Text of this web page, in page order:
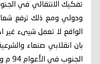
تفكيك الانتقالي في
ودولي ومع ذلك ترفع
الواقع لا تعمل شيىء غير
بان انقلابي صنعاء
الجنوب في الأعوام 94 م و2015 و2019.